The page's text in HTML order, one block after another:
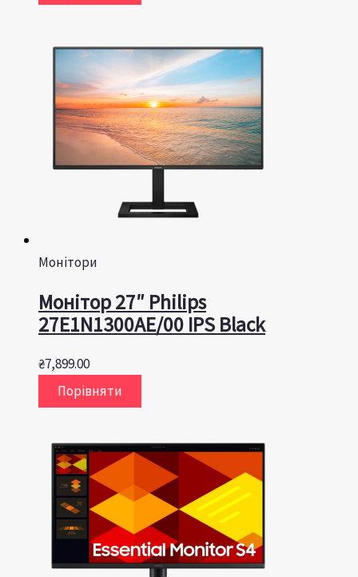
Монітори
Монітор 27″ Philips
27E1N1300AE/00 IPS Black
₴7,899.00
Порівняти